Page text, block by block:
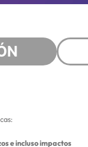
e incluso impactos